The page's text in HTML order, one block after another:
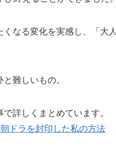
なる変化を実感し、「大
難しいもの。
詳しくまとめています。
ドラを封印した私の方法